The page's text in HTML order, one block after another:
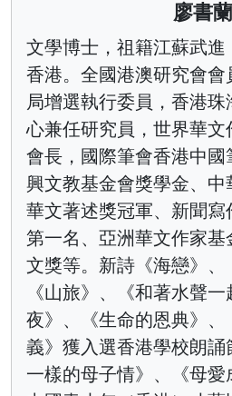
廖書蘭
文學博士，祖籍江蘇武
香港。全國港澳研究會
局增選執行委員，香港
心兼任研究員，世界華
會長，國際筆會香港中
興文教基金會獎學金、
華文著述獎冠軍、新聞
第一名、亞洲華文作家
文獎等。新詩《海戀》、
《山旅》、《和著水聲
夜》、《生命的恩典》
義》獲入選香港學校朗
一樣的母子情》、《母